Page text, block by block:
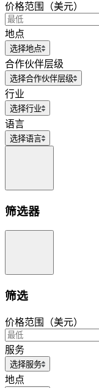
价格范围（美元）
地点
选择地点
合作伙伴层级
选择合作伙伴层级
行业
选择行业
语言
选择语言
筛选器
筛选
价格范围（美元）
服务
选择服务
地点